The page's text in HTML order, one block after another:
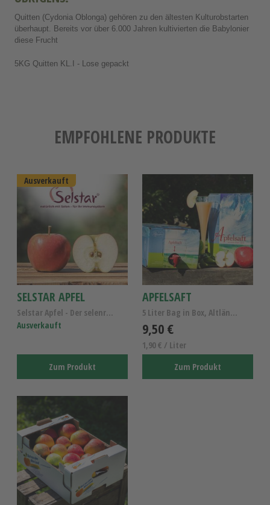
Quitten (Cydonia Oblonga) gehören zu den ältesten Kulturobstarten
überhaupt. Bereits vor über 6.000 Jahren kultivierten die Babylonier
diese Frucht
5KG Quitten KL.I - Lose gepackt
EMPFOHLENE PRODUKTE
Ausverkauft
SELSTAR APFEL
Selstar Apfel - Der selenreiche Elstar Apfel - Alt...
Ausverkauft
Zum Produkt
APFELSAFT
5 Liter Bag in Box, Altländer Apfelsaft naturtrüb
9,50 €
1,90 € / Liter
Zum Produkt